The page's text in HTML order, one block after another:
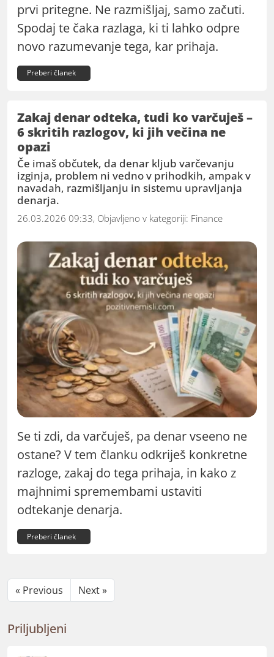
prvi pritegne. Ne razmišljaj, samo začuti.
Spodaj te čaka razlaga, ki ti lahko odpre
novo razumevanje tega, kar prihaja.
Preberi članek
Zakaj denar odteka, tudi ko varčuješ –
6 skritih razlogov, ki jih večina ne
opazi
Če imaš občutek, da denar kljub varčevanju
izginja, problem ni vedno v prihodkih, ampak v
navadah, razmišljanju in sistemu upravljanja
denarja.
26.03.2026 09:33, Objavljeno v kategoriji: Finance
Se ti zdi, da varčuješ, pa denar vseeno ne
ostane? V tem članku odkriješ konkretne
razloge, zakaj do tega prihaja, in kako z
majhnimi spremembami ustaviti
odtekanje denarja.
Preberi članek
« Previous Next »
Priljubljeni